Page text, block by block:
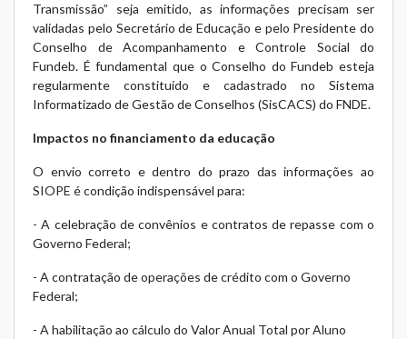
Transmissão” seja emitido, as informações precisam ser
validadas pelo Secretário de Educação e pelo Presidente do
Conselho de Acompanhamento e Controle Social do
Fundeb. É fundamental que o Conselho do Fundeb esteja
regularmente constituído e cadastrado no Sistema
Informatizado de Gestão de Conselhos (SisCACS) do FNDE.
Impactos no financiamento da educação
O envio correto e dentro do prazo das informações ao
SIOPE é condição indispensável para:
​- A celebração de convênios e contratos de repasse com o
Governo Federal;
​- ​A contratação de operações de crédito com o Governo
Federal;
​- A habilitação ao cálculo do Valor Anual Total por Aluno